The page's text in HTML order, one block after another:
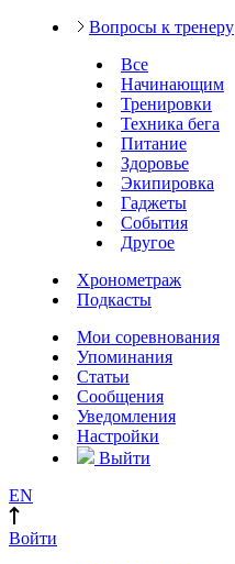
Вопросы к тренеру
Все
Начинающим
Тренировки
Техника бега
Питание
Здоровье
Экипировка
Гаджеты
События
Другое
Хронометраж
Подкасты
Мои соревнования
Упоминания
Статьи
Сообщения
Уведомления
Настройки
Выйти
EN
Войти